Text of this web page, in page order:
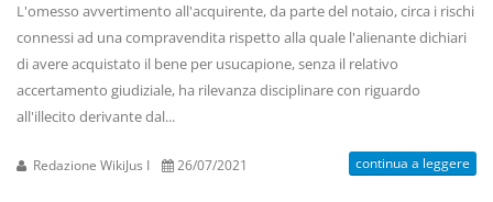
L'omesso avvertimento all'acquirente, da parte del notaio, circa i rischi
connessi ad una compravendita rispetto alla quale l'alienante dichiari
di avere acquistato il bene per usucapione, senza il relativo
accertamento giudiziale, ha rilevanza disciplinare con riguardo
all'illecito derivante dal...
Redazione WikiJus I 26/07/2021 continua a leggere